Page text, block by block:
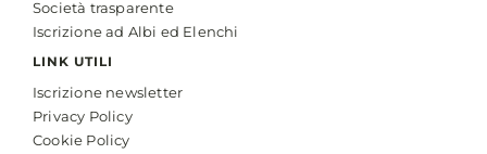
Società trasparente
Iscrizione ad Albi ed Elenchi
LINK UTILI
Iscrizione newsletter
Privacy Policy
Cookie Policy